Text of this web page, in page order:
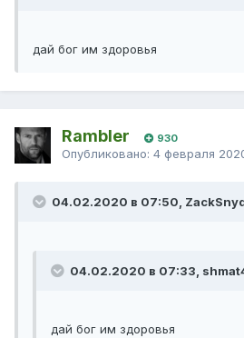
дай бог им здоровья
Rambler 930
Опубликовано: 4 февраля
04.02.2020 в 07:50,
04.02.2020 в 07:33,
дай бог им здоровья